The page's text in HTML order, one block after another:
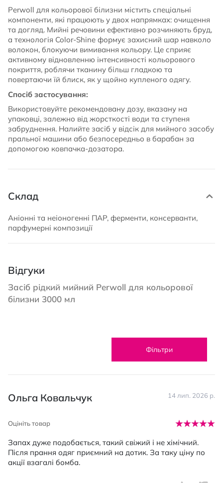
Perwoll для кольорової білизни містить спеціальні
компоненти, які працюють у двох напрямках: очищення
та догляд. Мийні речовини ефективно розчиняють бруд,
а технологія Color-Shine формує захисний шар навколо
волокон, блокуючи вимивання кольору. Це сприяє
активному відновленню інтенсивності кольорового
покриття, роблячи тканину більш гладкою та
повертаючи їй блиск, як у щойно купленого одягу.
Спосіб застосування:
Використовуйте рекомендовану дозу, вказану на
упаковці, залежно від жорсткості води та ступеня
забруднення. Налийте засіб у відсік для мийного засобу
пральної машини або безпосередньо в барабан за
допомогою ковпачка-дозатора.
Склад
Аніонні та неіоногенні ПАР, ферменти, консерванти,
парфумерні композиції
Відгуки
Засіб рідкий мийний Perwoll для кольорової
білизни 3000 мл
Фільтри
Ольга Ковальчук 14 лип. 2026 р.
Оцініть товар
Запах дуже подобається, такий свіжий і не хімічний.
Після прання одяг приємний на дотик. За таку ціну по
акції взагалі бомба.